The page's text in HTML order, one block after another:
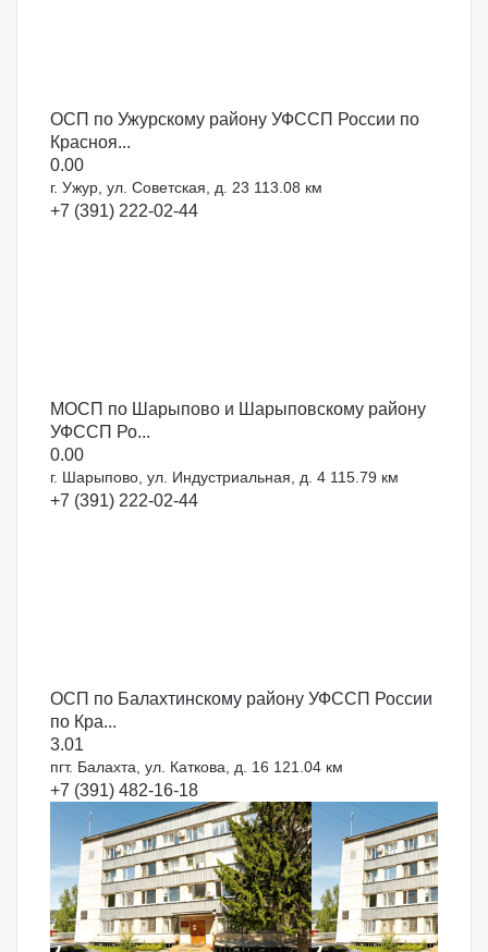
ОСП по Ужурскому району УФССП России по
Красноя...
0.00
г. Ужур, ул. Советская, д. 23 113.08 км
+7 (391) 222-02-44
МОСП по Шарыпово и Шарыповскому району
УФССП Ро...
0.00
г. Шарыпово, ул. Индустриальная, д. 4 115.79 км
+7 (391) 222-02-44
ОСП по Балахтинскому району УФССП России
по Кра...
3.01
пгт. Балахта, ул. Каткова, д. 16 121.04 км
+7 (391) 482-16-18